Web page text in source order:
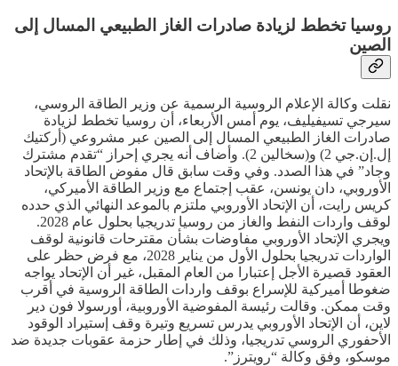
روسيا تخطط لزيادة صادرات الغاز الطبيعي المسال إلى
الصين
نقلت وكالة الإعلام الروسية الرسمية عن وزير الطاقة الروسي،
سيرجي تسيفيليف، يوم أمس الأربعاء، أن روسيا تخطط لزيادة
صادرات الغاز الطبيعي المسال إلى الصين عبر مشروعي (أركتيك
إل.إن.جي 2) و(سخالين 2). وأضاف أنه يجري إحراز “تقدم مشترك
وجاد” في هذا الصدد. وفي وقت سابق قال مفوض الطاقة بالإتحاد
الأوروبي، دان يونسن، عقب إجتماع مع وزير الطاقة الأميركي،
كريس رايت، أن الإتحاد الأوروبي ملتزم بالموعد النهائي الذي حدده
لوقف واردات النفط والغاز من روسيا تدريجيا بحلول عام 2028.
ويجري الإتحاد الأوروبي مفاوضات بشأن مقترحات قانونية لوقف
الواردات تدريجيا بحلول الأول من يناير 2028، مع فرض حظر على
العقود قصيرة الأجل إعتبارا من العام المقبل، غير أن الإتحاد يواجه
ضغوطا أميركية للإسراع بوقف واردات الطاقة الروسية في أقرب
وقت ممكن. وقالت رئيسة المفوضية الأوروبية، أورسولا فون دير
لاين، أن الإتحاد الأوروبي يدرس تسريع وتيرة وقف إستيراد الوقود
الأحفوري الروسي تدريجيا، وذلك في إطار حزمة عقوبات جديدة ضد
موسكو، وفق وكالة “رويترز”.